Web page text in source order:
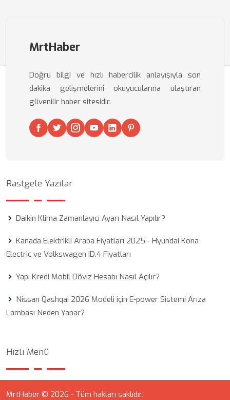
MrtHaber
Doğru bilgi ve hızlı habercilik anlayışıyla son
dakika gelişmelerini okuyucularına ulaştıran
güvenilir haber sitesidir.
Rastgele Yazılar
Daikin Klima Zamanlayıcı Ayarı Nasıl Yapılır?
Kanada Elektrikli Araba Fiyatları 2025 - Hyundai Kona
Electric ve Volkswagen ID.4 Fiyatları
Yapı Kredi Mobil Döviz Hesabı Nasıl Açılır?
Nissan Qashqai 2026 Modeli için E-power Sistemi Arıza
Lambası Neden Yanar?
Hızlı Menü
MrtHaber © 2026 - Tüm hakları saklıdır.